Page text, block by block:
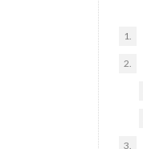
1.
2.
3.